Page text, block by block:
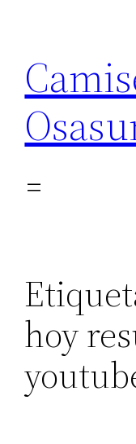
contenido
hoy